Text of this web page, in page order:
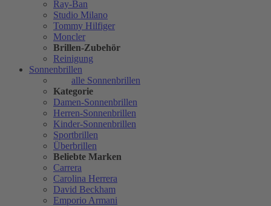
Ray-Ban
Studio Milano
Tommy Hilfiger
Moncler
Brillen-Zubehör
Reinigung
Sonnenbrillen
alle Sonnenbrillen
Kategorie
Damen-Sonnenbrillen
Herren-Sonnenbrillen
Kinder-Sonnenbrillen
Sportbrillen
Überbrillen
Beliebte Marken
Carrera
Carolina Herrera
David Beckham
Emporio Armani